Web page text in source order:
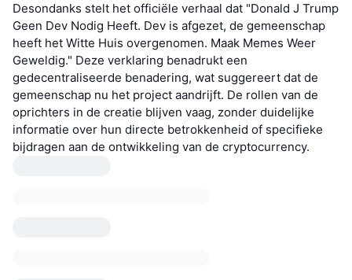
Desondanks stelt het officiële verhaal dat "Donald J Trump
Geen Dev Nodig Heeft. Dev is afgezet, de gemeenschap
heeft het Witte Huis overgenomen. Maak Memes Weer
Geweldig." Deze verklaring benadrukt een
gedecentraliseerde benadering, wat suggereert dat de
gemeenschap nu het project aandrijft. De rollen van de
oprichters in de creatie blijven vaag, zonder duidelijke
informatie over hun directe betrokkenheid of specifieke
bijdragen aan de ontwikkeling van de cryptocurrency.